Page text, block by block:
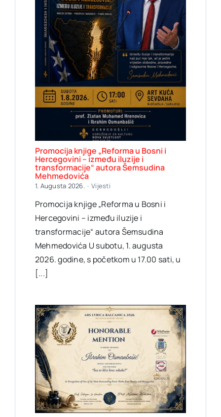
Promocija knjige „Reforma u Bosni i
Hercegovini – između iluzije i
transformacije“ autora Šemsudina
Mehmedovića
1. Augusta 2026. · Vijesti
Promocija knjige „Reforma u Bosni i
Hercegovini – između iluzije i
transformacije“ autora Šemsudina
Mehmedovića U subotu, 1. augusta
2026. godine, s početkom u 17.00 sati, u
[...]